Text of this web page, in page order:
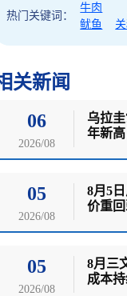
热门关键词：
牛肉
鱿鱼
关新闻
06
2026/08
乌拉
年新
05
2026/08
8月5
价重
05
2026/08
8月三
成本持